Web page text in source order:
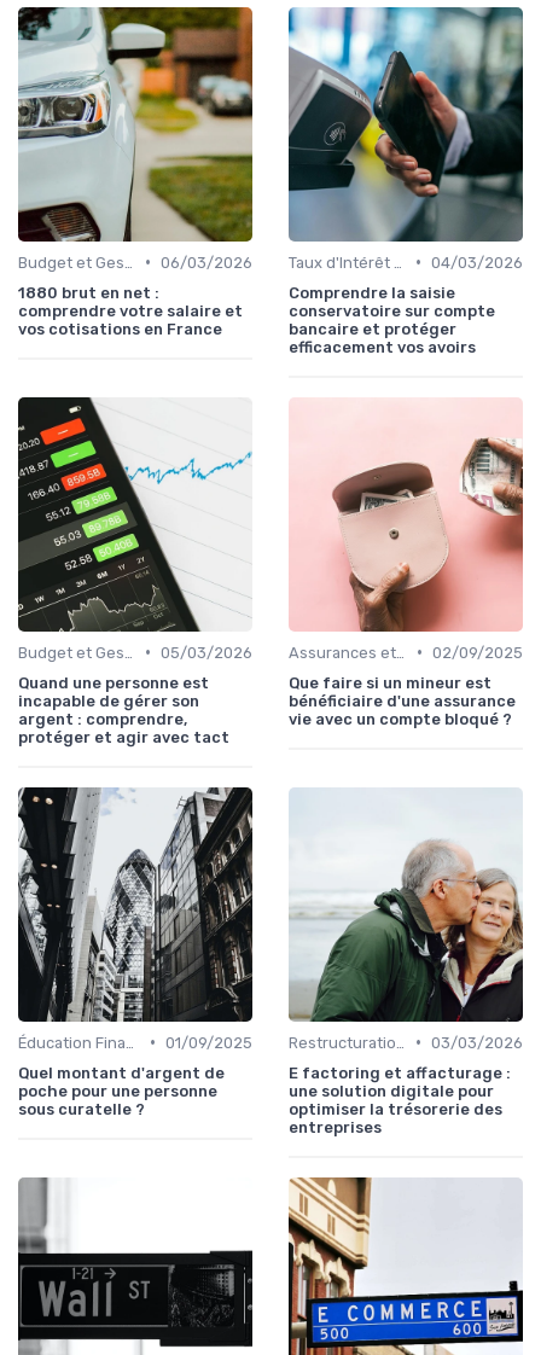
• 06/03/2026
1880 brut en net :
comprendre votre salaire et
vos cotisations en France
• 04/03/2026
Comprendre la saisie
conservatoire sur compte
bancaire et protéger
efficacement vos avoirs
• 05/03/2026
Quand une personne est
incapable de gérer son
argent : comprendre,
protéger et agir avec tact
• 02/09/2025
Que faire si un mineur est
bénéficiaire d'une assurance
vie avec un compte bloqué ?
• 01/09/2025
Quel montant d'argent de
poche pour une personne
sous curatelle ?
• 03/03/2026
E factoring et affacturage :
une solution digitale pour
optimiser la trésorerie des
entreprises